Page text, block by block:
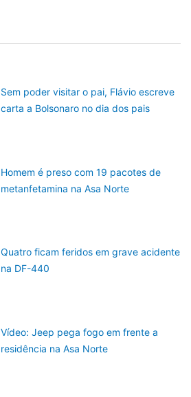
Sem poder visitar o pai, Flávio escreve
carta a Bolsonaro no dia dos pais
Homem é preso com 19 pacotes de
metanfetamina na Asa Norte
Quatro ficam feridos em grave acidente
na DF-440
Vídeo: Jeep pega fogo em frente a
residência na Asa Norte